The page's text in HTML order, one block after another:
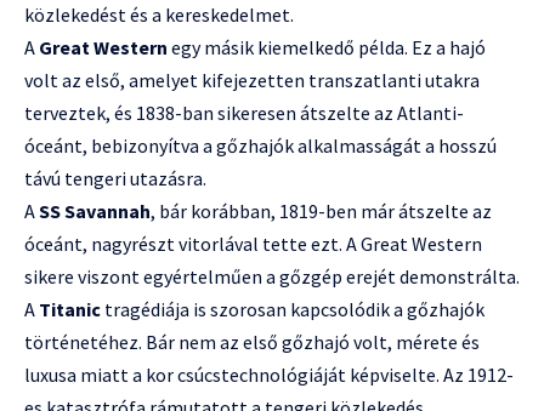
közlekedést és a kereskedelmet.
A Great Western egy másik kiemelkedő példa. Ez a hajó
volt az első, amelyet kifejezetten transzatlanti utakra
terveztek, és 1838-ban sikeresen átszelte az Atlanti-
óceánt, bebizonyítva a gőzhajók alkalmasságát a hosszú
távú tengeri utazásra.
ASS Savannah, bár korábban, 1819-ben már átszelte az
óceánt, nagyrészt vitorlával tette ezt. A Great Western
sikere viszont egyértelműen a gőzgép erejét demonstrálta.
A Titanic tragédiája is szorosan kapcsolódik a gőzhajók
történetéhez. Bár nem az első gőzhajó volt, mérete és
luxusa miatt a kor csúcstechnológiáját képviselte. Az 1912-